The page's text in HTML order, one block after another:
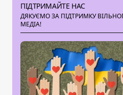
ПІДТРИМАЙТЕ НАС
ДЯКУЄМО ЗА ПІДТРИМКУ
МЕДІА!